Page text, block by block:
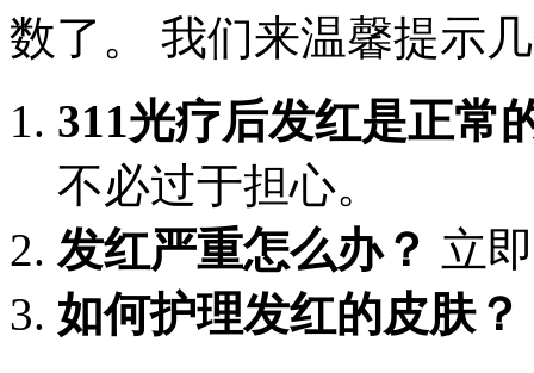
数了。 我们来温馨提示
311光疗后发红是正常
不必过于担心。
发红严重怎么办？ 立
如何护理发红的皮肤？